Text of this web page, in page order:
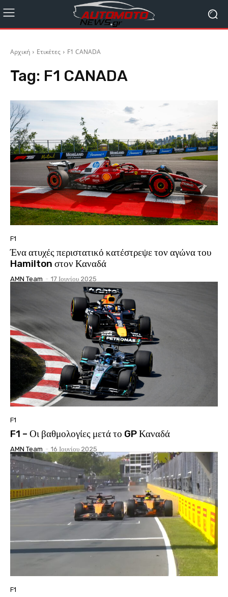
Αρχική Ετικέτες F1 CANADA
Tag: F1 CANADA
F1
Ένα ατυχές περιστατικό κατέστρεψε τον αγώνα του
Hamilton στον Καναδά
AMN Team - 17 Ιουνίου 2025
F1
F1 – Οι βαθμολογίες μετά το GP Καναδά
AMN Team - 16 Ιουνίου 2025
F1